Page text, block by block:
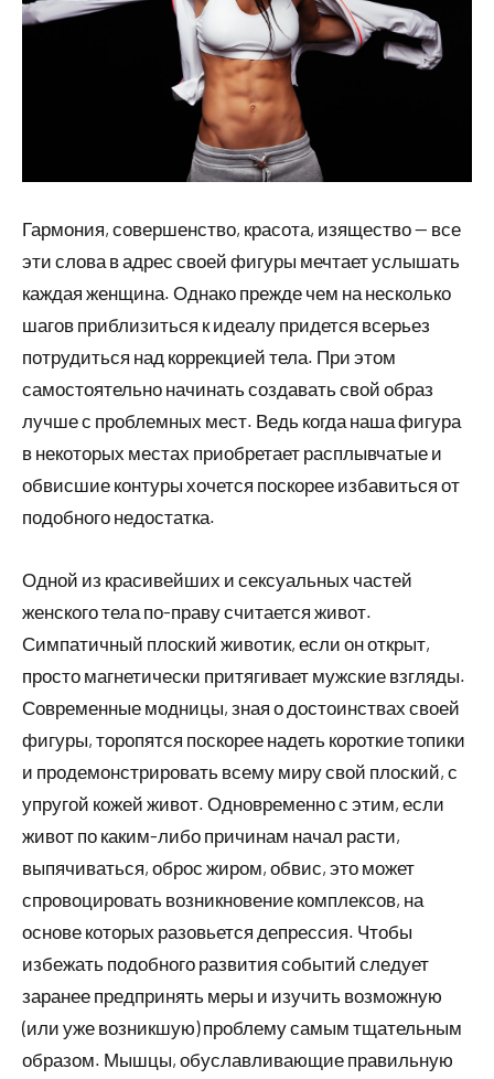
Гармония, совершенство, красота, изящество — все
эти слова в адрес своей фигуры мечтает услышать
каждая женщина. Однако прежде чем на несколько
шагов приблизиться к идеалу придется всерьез
потрудиться над коррекцией тела. При этом
самостоятельно начинать создавать свой образ
лучше с проблемных мест. Ведь когда наша фигура
в некоторых местах приобретает расплывчатые и
обвисшие контуры хочется поскорее избавиться от
подобного недостатка.
Одной из красивейших и сексуальных частей
женского тела по-праву считается живот.
Симпатичный плоский животик, если он открыт,
просто магнетически притягивает мужские взгляды.
Современные модницы, зная о достоинствах своей
фигуры, торопятся поскорее надеть короткие топики
и продемонстрировать всему миру свой плоский, с
упругой кожей живот. Одновременно с этим, если
живот по каким-либо причинам начал расти,
выпячиваться, оброс жиром, обвис, это может
спровоцировать возникновение комплексов, на
основе которых разовьется депрессия. Чтобы
избежать подобного развития событий следует
заранее предпринять меры и изучить возможную
(или уже возникшую) проблему самым тщательным
образом. Мышцы, обуславливающие правильную